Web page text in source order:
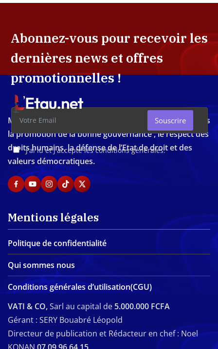
Abonnez-vous pour recevoir les
dernières news et offres
promotionnelles !
J'ai lu et j'accepte les conditions générales.
Souscrire
Média d'investigation ivoirien résolument engagé dans
la promotion de la bonne gouvernance , le respect des
droits humains, la défense de l’Etat de droit et des
valeurs démocratiques.
Mentions légales
Politique de confidentialité
Qui sommes nous
Conditions générales d’utilisation(CGU)
VATI & CO,Sarl au capital de 5.000.000 FCFA
Gérant : SERY Bouabré Léopold
Directeur de publication et Rédacteur en chef : Noel